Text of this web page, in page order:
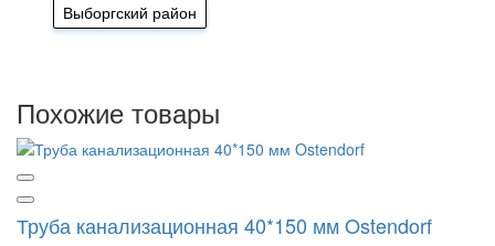
Выборгский район
Похожие товары
Труба канализационная 40*150 мм Ostendorf